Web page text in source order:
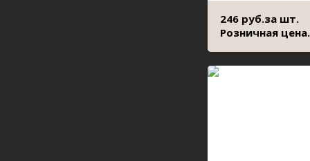
246 руб.за шт.
Розничная цена.